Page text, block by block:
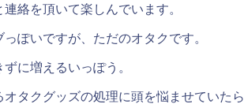
絡を頂いて楽しんでいます。
ぽいですが、ただのオタクです。
に増えるいっぽう。
タクグッズの処理に頭を悩ませていたら